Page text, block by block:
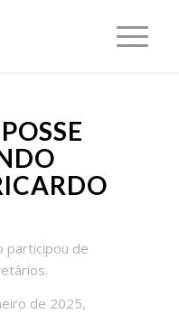
participou de
de 2025,